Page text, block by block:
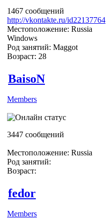
1467 сообщений
http://vkontakte.ru/id22137764
Местоположение: Russia
Windows
Род занятий: Maggot
Возраст: 28
BaisoN
Members
3447 сообщений
Местоположение: Russia
Род занятий:
Возраст:
fedor
Members